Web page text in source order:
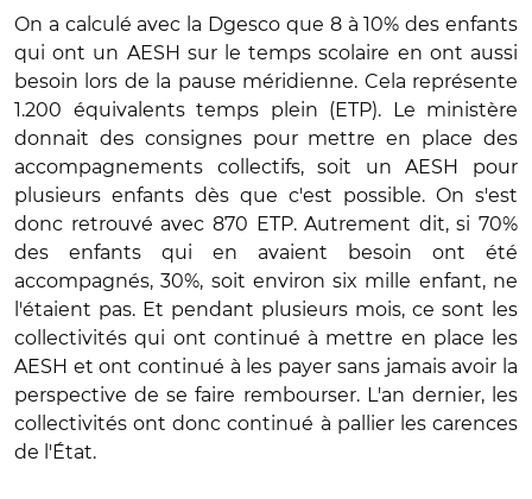
On a calculé avec la Dgesco que 8 à 10% des enfants
qui ont un AESH sur le temps scolaire en ont aussi
besoin lors de la pause méridienne. Cela représente
1.200 équivalents temps plein (ETP). Le ministère
donnait des consignes pour mettre en place des
accompagnements collectifs, soit un AESH pour
plusieurs enfants dès que c'est possible. On s'est
donc retrouvé avec 870 ETP. Autrement dit, si 70%
des enfants qui en avaient besoin ont été
accompagnés, 30%, soit environ six mille enfant, ne
l'étaient pas. Et pendant plusieurs mois, ce sont les
collectivités qui ont continué à mettre en place les
AESH et ont continué à les payer sans jamais avoir la
perspective de se faire rembourser. L'an dernier, les
collectivités ont donc continué à pallier les carences
de l'État.